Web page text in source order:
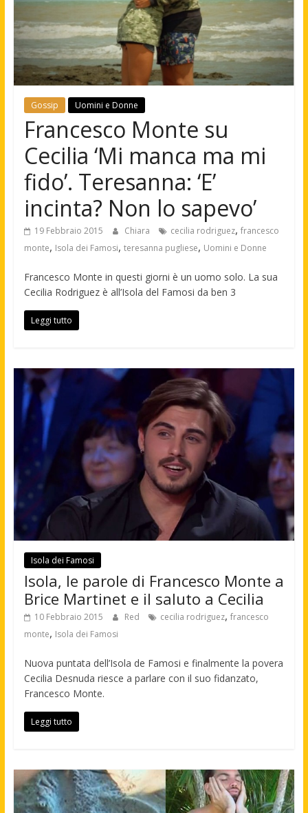
Gossip Uomini e Donne
Francesco Monte su
Cecilia ‘Mi manca ma mi
fido’. Teresanna: ‘E’
incinta? Non lo sapevo’
19 Febbraio 2015 Chiara cecilia rodriguez, francesco
monte, Isola dei Famosi, teresanna pugliese, Uomini e Donne
Francesco Monte in questi giorni è un uomo solo. La sua
Cecilia Rodriguez è all’Isola del Famosi da ben 3
Leggi tutto
Isola dei Famosi
Isola, le parole di Francesco Monte a
Brice Martinet e il saluto a Cecilia
10 Febbraio 2015 Red cecilia rodriguez, francesco
monte, Isola dei Famosi
Nuova puntata dell’Isola de Famosi e finalmente la povera
Cecilia Desnuda riesce a parlare con il suo fidanzato,
Francesco Monte.
Leggi tutto